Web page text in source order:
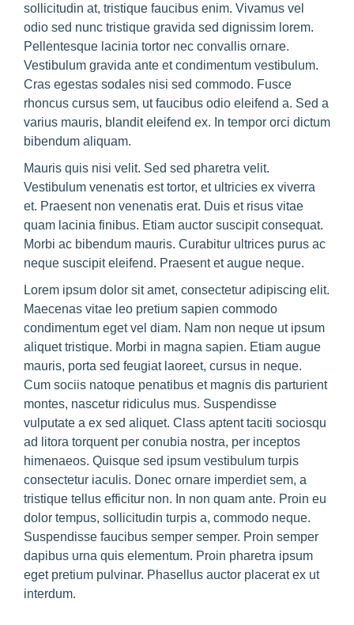
sollicitudin at, tristique faucibus enim. Vivamus vel
odio sed nunc tristique gravida sed dignissim lorem.
Pellentesque lacinia tortor nec convallis ornare.
Vestibulum gravida ante et condimentum vestibulum.
Cras egestas sodales nisi sed commodo. Fusce
rhoncus cursus sem, ut faucibus odio eleifend a. Sed a
varius mauris, blandit eleifend ex. In tempor orci dictum
bibendum aliquam.
Mauris quis nisi velit. Sed sed pharetra velit.
Vestibulum venenatis est tortor, et ultricies ex viverra
et. Praesent non venenatis erat. Duis et risus vitae
quam lacinia finibus. Etiam auctor suscipit consequat.
Morbi ac bibendum mauris. Curabitur ultrices purus ac
neque suscipit eleifend. Praesent et augue neque.
Lorem ipsum dolor sit amet, consectetur adipiscing elit.
Maecenas vitae leo pretium sapien commodo
condimentum eget vel diam. Nam non neque ut ipsum
aliquet tristique. Morbi in magna sapien. Etiam augue
mauris, porta sed feugiat laoreet, cursus in neque.
Cum sociis natoque penatibus et magnis dis parturient
montes, nascetur ridiculus mus. Suspendisse
vulputate a ex sed aliquet. Class aptent taciti sociosqu
ad litora torquent per conubia nostra, per inceptos
himenaeos. Quisque sed ipsum vestibulum turpis
consectetur iaculis. Donec ornare imperdiet sem, a
tristique tellus efficitur non. In non quam ante. Proin eu
dolor tempus, sollicitudin turpis a, commodo neque.
Suspendisse faucibus semper semper. Proin semper
dapibus urna quis elementum. Proin pharetra ipsum
eget pretium pulvinar. Phasellus auctor placerat ex ut
interdum.